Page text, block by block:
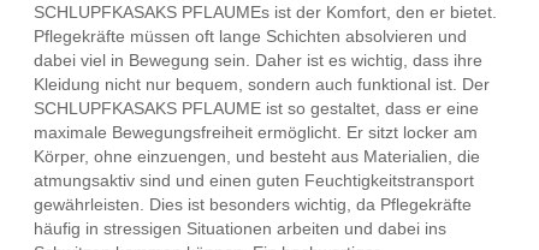
SCHLUPFKASAKS PFLAUMEs ist der Komfort, den er bietet.
Pflegekräfte müssen oft lange Schichten absolvieren und
dabei viel in Bewegung sein. Daher ist es wichtig, dass ihre
Kleidung nicht nur bequem, sondern auch funktional ist. Der
SCHLUPFKASAKS PFLAUME ist so gestaltet, dass er eine
maximale Bewegungsfreiheit ermöglicht. Er sitzt locker am
Körper, ohne einzuengen, und besteht aus Materialien, die
atmungsaktiv sind und einen guten Feuchtigkeitstransport
gewährleisten. Dies ist besonders wichtig, da Pflegekräfte
häufig in stressigen Situationen arbeiten und dabei ins